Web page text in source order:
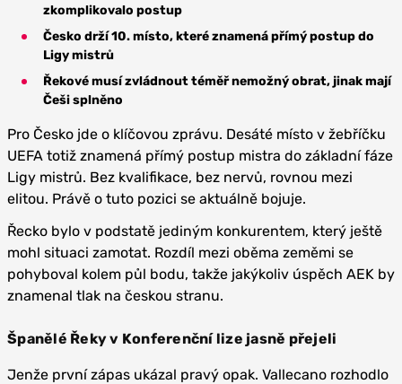
zkomplikovalo postup
Česko drží 10. místo, které znamená přímý postup do
Ligy mistrů
Řekové musí zvládnout téměř nemožný obrat, jinak mají
Češi splněno
Pro Česko jde o klíčovou zprávu. Desáté místo v žebříčku
UEFA totiž znamená přímý postup mistra do základní fáze
Ligy mistrů. Bez kvalifikace, bez nervů, rovnou mezi
elitou. Právě o tuto pozici se aktuálně bojuje.
Řecko bylo v podstatě jediným konkurentem, který ještě
mohl situaci zamotat. Rozdíl mezi oběma zeměmi se
pohyboval kolem půl bodu, takže jakýkoliv úspěch AEK by
znamenal tlak na českou stranu.
Španělé Řeky v Konferenční lize jasně přejeli
Jenže první zápas ukázal pravý opak. Vallecano rozhodlo